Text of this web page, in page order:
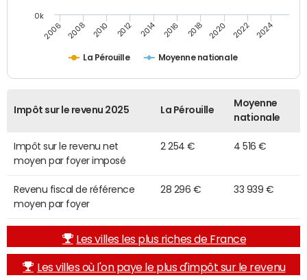
La Pérouille Moyenne nationale
2006 2008 2010 2012 2014 2016 2018 2020 2022 2024
0k
Impôt sur le revenu 2025 La Pérouille
Moyenne
nationale
Impôt sur le revenu net
moyen par foyer imposé
2 254 € 4 516 €
Revenu fiscal de référence
moyen par foyer
28 296 € 33 939 €
Les villes les plus riches de France
Les villes où l'on paye le plus d'impôt sur le revenu